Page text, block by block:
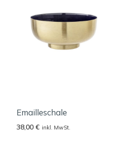
Emailleschale
38,00 € inkl. MwSt.